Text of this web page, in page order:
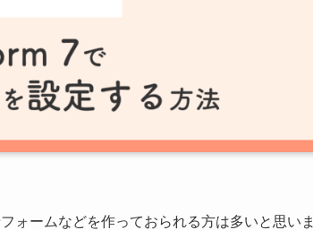
ォームなどを作っておられる方は多いと思いま